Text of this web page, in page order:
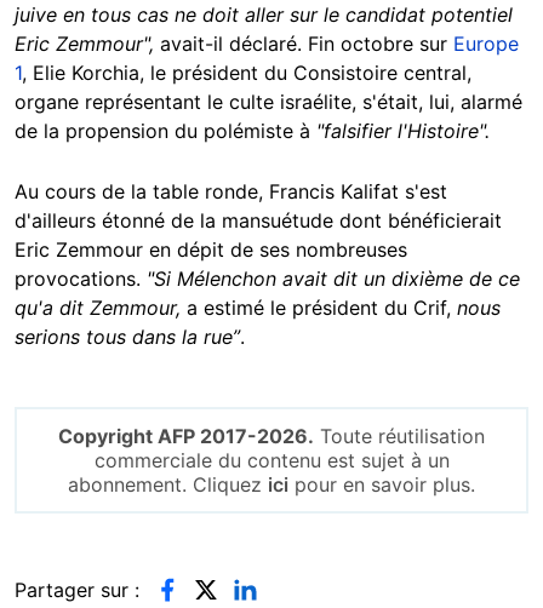
juive en tous cas ne doit aller sur le candidat potentiel
Eric Zemmour", avait-il déclaré. Fin octobre sur Europe
1, Elie Korchia, le président du Consistoire central,
organe représentant le culte israélite, s'était, lui, alarmé
de la propension du polémiste à "falsifier l'Histoire".
Au cours de la table ronde, Francis Kalifat s'est
d'ailleurs étonné de la mansuétude dont bénéficierait
Eric Zemmour en dépit de ses nombreuses
provocations. "Si Mélenchon avait dit un dixième de ce
qu'a dit Zemmour, a estimé le président du Crif, nous
serions tous dans la rue”.
Copyright AFP 2017-2026. Toute réutilisation
commerciale du contenu est sujet à un
abonnement. Cliquez ici pour en savoir plus.
Partager sur :